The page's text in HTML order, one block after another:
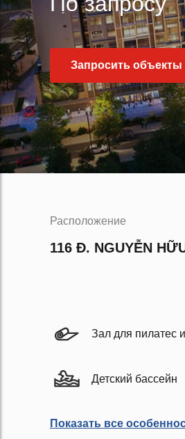
Запросить объекты
Расположение
116 Đ. NGUYỄN
Зал для пилатес
Детский бассейн
Показать все